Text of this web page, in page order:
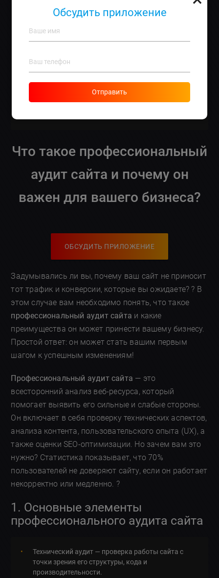
анализа?Google Analytics — один из самых
популярных.
Что такое полный аудит сайта?
глубокая проверка с оценкой всех аспектов
Как долго будет идти аудит?
Что делать после получения отчета?
план внедрения рекомендаций и начать
Что такое профессиональный
аудит сайта и почему он
важен для вашего бизнеса?
ОБСУДИТЬ ПРИЛОЖЕНИЕ
Задумывались ли вы, почему ваш сайт не приносит
тот трафик и конверсии, которые вы ожидаете? ? В
этом случае вам необходимо понять, что такое
профессиональный аудит сайта и какие
преимущества он может принести вашему бизнесу.
Простой ответ: он может стать вашим первым
шагом к успешным изменениям!
Профессиональный аудит сайта — это
всесторонний анализ веб-ресурса, который
помогает выявить его сильные и слабые стороны.
Он включает в себя проверку технических аспектов,
анализа контента, пользовательского опыта (UX), а
также оценки SEO-оптимизации. Но зачем вам это
нужно? Статистика показывает, что 70%
пользователей не доверяют сайту, если он работает
некорректно или медленно. ?
1. Основные элементы
профессионального аудита сайта
Технический аудит — проверка работы сайта с
точки зрения его структуры, кода и
производительности.
Обсудить приложение
Отправить